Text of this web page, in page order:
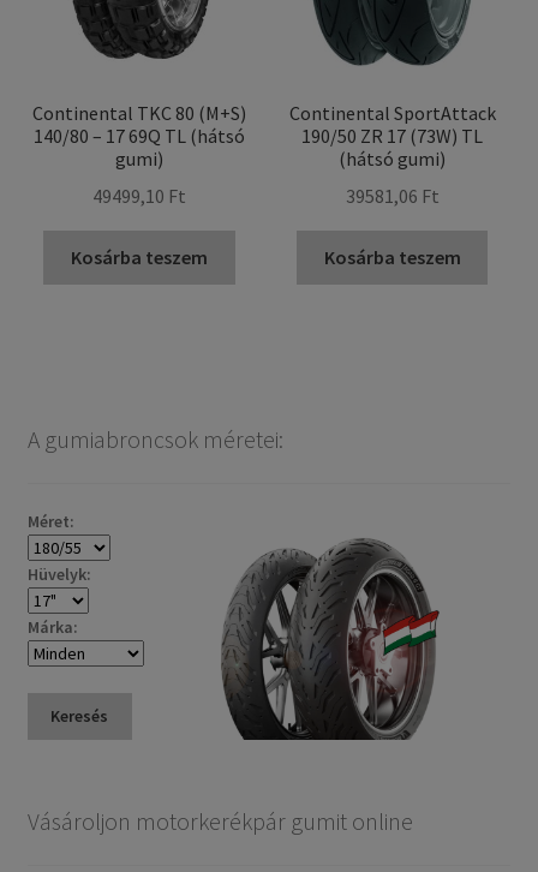
Continental TKC 80 (M+S)
140/80 – 17 69Q TL (hátsó
gumi)
49499,10 Ft
Kosárba teszem
Continental SportAttack
190/50 ZR 17 (73W) TL
(hátsó gumi)
39581,06 Ft
Kosárba teszem
A gumiabroncsok méretei:
Méret:
Hüvelyk:
Márka:
Keresés
Vásároljon motorkerékpár gumit online